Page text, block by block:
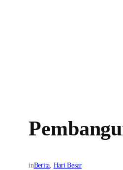
inBerita, Hari Besar